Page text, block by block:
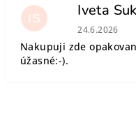
IS Iveta
Hodnocení
24.6.2026
Nakupuji zde
úžasné:-).